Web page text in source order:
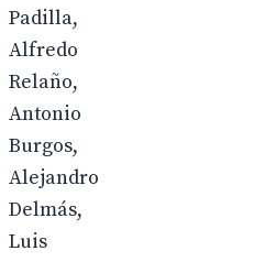
Padilla,
Alfredo
Relaño,
Antonio
Burgos,
Alejandro
Delmás,
Luis